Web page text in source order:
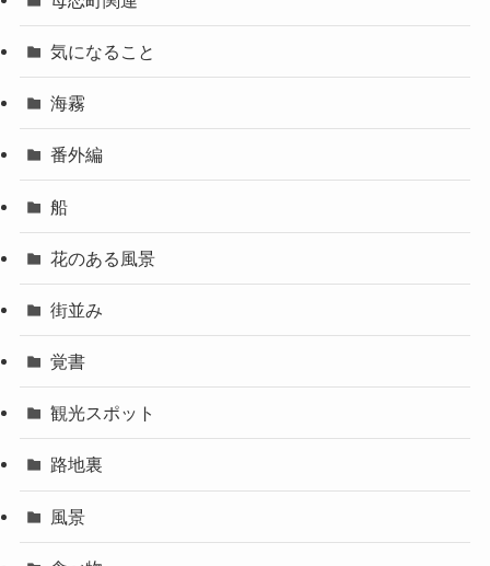
気になること
海霧
番外編
船
花のある風景
街並み
覚書
観光スポット
路地裏
風景